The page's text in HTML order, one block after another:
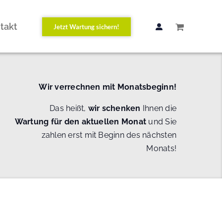
Jetzt Wartung sichern!
Wir verrechnen mit Monatsbeginn!
Das heißt, wir schenken Ihnen die
Wartung für den aktuellen Monat und Sie
zahlen erst mit Beginn des nächsten
Monats!